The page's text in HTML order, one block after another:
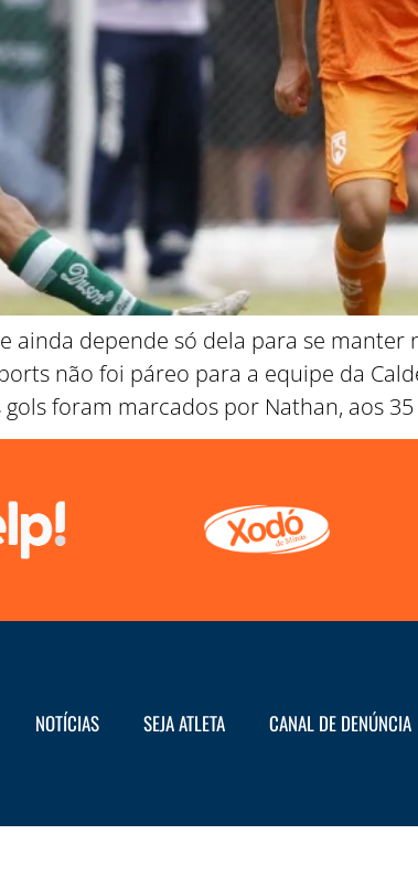
ainda depende só dela para se manter
não foi páreo para a equipe da
foram marcados por Nathan, aos
NOTÍCIAS SEJA ATLETA CANAL DE DENÚNCIA